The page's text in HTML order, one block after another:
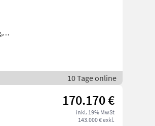
10 Tage online
170.170 €
inkl. 19% MwSt
143.000 € exkl.